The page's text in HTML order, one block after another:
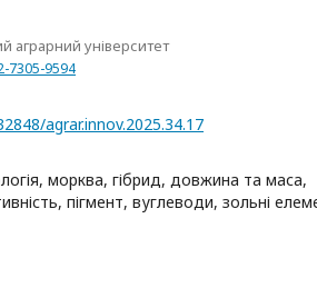
аграрний університет
7305-9594
agrar.innov.2025.34.17
морква, гібрид, довжина та маса,
пігмент, вуглеводи, зольні